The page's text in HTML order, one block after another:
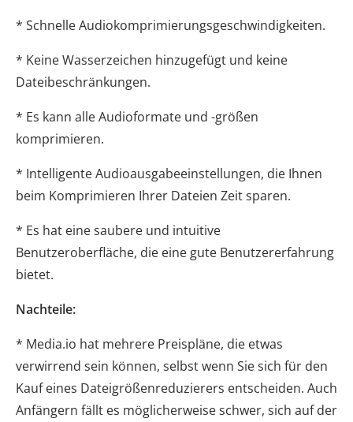
* Schnelle Audiokomprimierungsgeschwindigkeiten.
* Keine Wasserzeichen hinzugefügt und keine
Dateibeschränkungen.
* Es kann alle Audioformate und -größen
komprimieren.
* Intelligente Audioausgabeeinstellungen, die Ihnen
beim Komprimieren Ihrer Dateien Zeit sparen.
* Es hat eine saubere und intuitive
Benutzeroberfläche, die eine gute Benutzererfahrung
bietet.
Nachteile:
* Media.io hat mehrere Preispläne, die etwas
verwirrend sein können, selbst wenn Sie sich für den
Kauf eines Dateigrößenreduzierers entscheiden. Auch
Anfängern fällt es möglicherweise schwer, sich auf der